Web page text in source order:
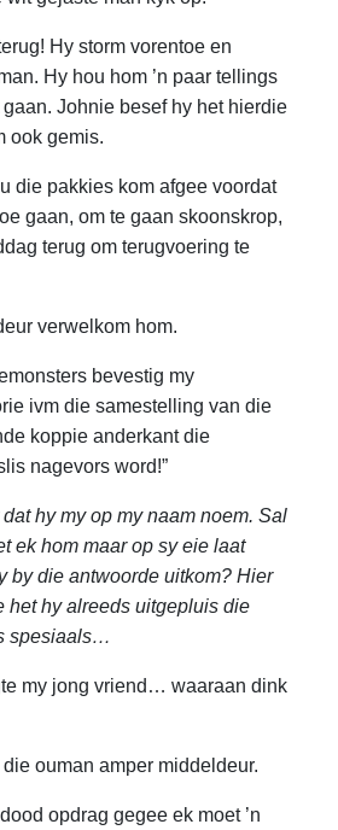
Hy storm vorentoe en
Hy hou hom ’n paar tellings
Johnie besef hy het hierdie
ook gemis.
die pakkies kom afgee voordat
gaan, om te gaan skoonskrop,
terug om terugvoering te
verwelkom hom.
bevestig my
ivm die samestelling van die
koppie anderkant die
nagevors word!”
hy my op my naam noem. Sal
ek hom maar op sy eie laat
by die antwoorde uitkom? Hier
het hy alreeds uitgepluis die
spesiaals…
my jong vriend… waaraan dink
ouman amper middeldeur.
opdrag gegee ek moet ’n